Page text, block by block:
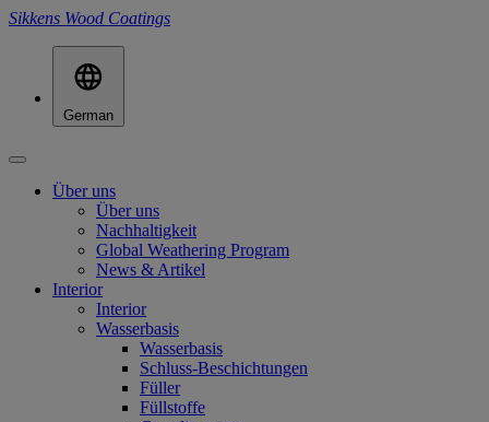
Sikkens Wood Coatings
German
Über uns
Über uns
Nachhaltigkeit
Global Weathering Program
News & Artikel
Interior
Interior
Wasserbasis
Wasserbasis
Schluss-Beschichtungen
Füller
Füllstoffe